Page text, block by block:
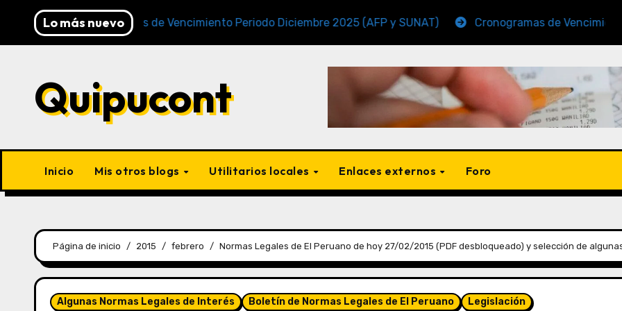
Lo más nuevo
Cronogramas de Vencimiento Periodo Diciembre 2025 (AFP y SUNAT) Cronogramas de Vencimiento Periodo
Quipucont
Inicio Mis otros blogs Utilitarios locales Enlaces externos Foro
Página de inicio 2015 febrero Normas Legales de El Peruano de hoy 27/02/2015 (PDF desbloqueado) y selección de
Algunas Normas Legales de Interés Boletín de Normas Legales de El Peruano Legislación